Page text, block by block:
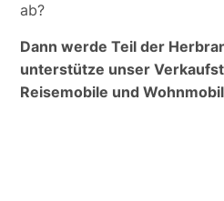
ab?
Dann werde Teil der
unterstütze unser
Reisemobile und